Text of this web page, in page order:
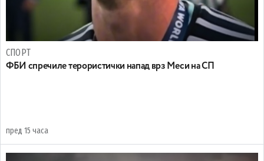
СПОРТ
ФБИ спречиле терористички напад врз Меси на СП
пред 15 часа